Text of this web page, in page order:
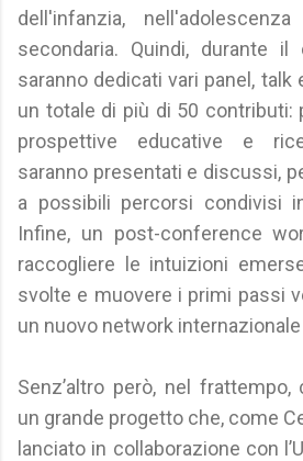
dell'infanzia,
secondaria. Quindi, durante il
saranno dedicati vari panel, talk
un totale di più di 50 contributi:
prospettive educative e
saranno presentati e discussi,
a possibili percorsi condivisi
Infine, un post-conference
raccogliere le intuizioni
svolte e muovere i primi passi
un nuovo network
Senz’altro però, nel
un grande progetto che, come
lanciato in collaborazione con